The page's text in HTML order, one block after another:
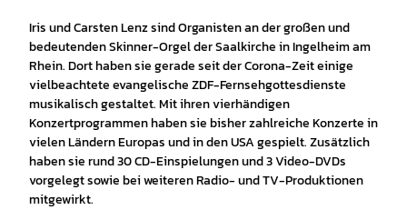
Iris und Carsten Lenz sind Organisten an der großen und
bedeutenden Skinner-Orgel der Saalkirche in Ingelheim am
Rhein. Dort haben sie gerade seit der Corona-Zeit einige
vielbeachtete evangelische ZDF-Fernsehgottesdienste
musikalisch gestaltet. Mit ihren vierhändigen
Konzertprogrammen haben sie bisher zahlreiche Konzerte in
vielen Ländern Europas und in den USA gespielt. Zusätzlich
haben sie rund 30 CD-Einspielungen und 3 Video-DVDs
vorgelegt sowie bei weiteren Radio- und TV-Produktionen
mitgewirkt.